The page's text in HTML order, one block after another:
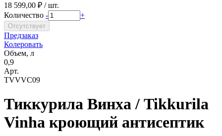
18 599,00 ₽ / шт.
Количество - +
Предзаказ
Колеровать
Объем, л
0,9
Арт.
TVVVC09
Тиккурила Винха / Tikkurila
Vinha кроющий антисептик